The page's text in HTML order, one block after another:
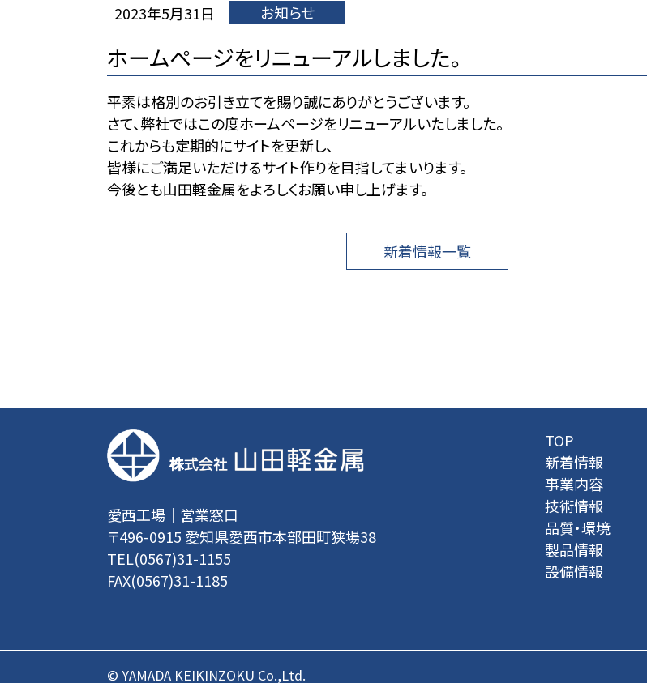
2023年5月31日 お知らせ
ホームページをリニューアルしました。
平素は格別のお引き立てを賜り誠にありがとうございます。
さて、弊社ではこの度ホームページをリニューアルいたしました。
これからも定期的にサイトを更新し、
皆様にご満足いただけるサイト作りを目指してまいります。
今後とも山田軽金属をよろしくお願い申し上げます。
新着情報一覧
愛西工場｜営業窓口
〒496-0915 愛知県愛西市本部田町狭場38
TEL(0567)31-1155
FAX(0567)31-1185
TOP
新着情報
事業内容
技術情報
品質・環境
製品情報
設備情報
© YAMADA KEIKINZOKU Co.,Ltd.